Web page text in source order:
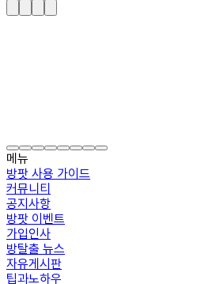
메뉴
방팟 사용 가이드
커뮤니티
공지사항
방팟 이벤트
가입인사
방탈출 뉴스
자유게시판
팁과노하우